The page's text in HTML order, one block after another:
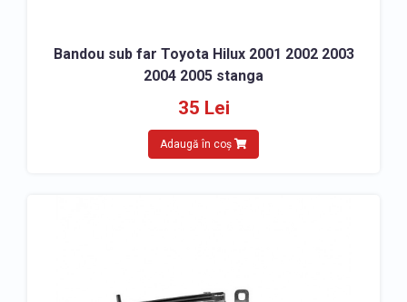
Bandou sub far Toyota Hilux 2001 2002 2003
2004 2005 stanga
35 Lei
Adaugă în coș